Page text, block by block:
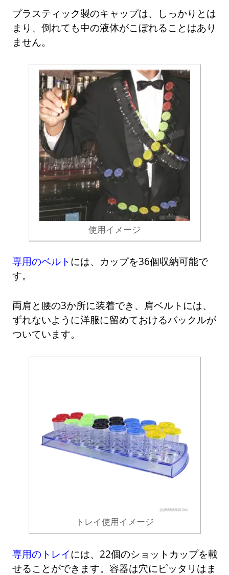
プラスティック製のキャップは、しっかりとは
まり、倒れても中の液体がこぼれることはあり
ません。
使用イメージ
専用のベルト には、カップを36個収納可能で
す。
両肩と腰の3か所に装着でき、肩ベルトには、
ずれないように洋服に留めておけるバックルが
ついています。
トレイ使用イメージ
専用のトレイには、22個のショットカップを載
せることができます。容器は穴にピッタリはま